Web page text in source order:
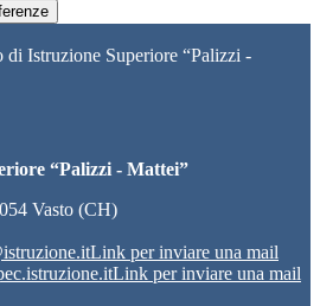
di Istruzione Superiore “Palizzi -
“Palizzi - Mattei”
Vasto (CH)
Link per inviare una mail
Link per inviare una mail